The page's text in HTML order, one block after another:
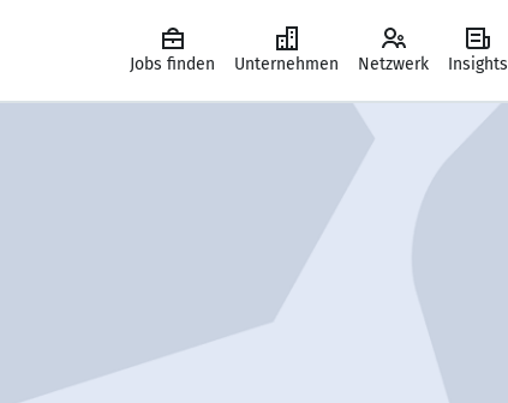
Jobs finden Unternehmen Netzwerk Insights